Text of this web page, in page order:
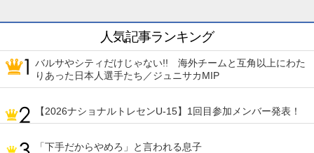
人気記事ランキング
バルサやシティだけじゃない!! 海外チームと互角以上にわた
りあった日本人選手たち／ジュニサカMIP
【2026ナショナルトレセンU-15】1回目参加メンバー発表！
「下手だからやめろ」と言われる息子